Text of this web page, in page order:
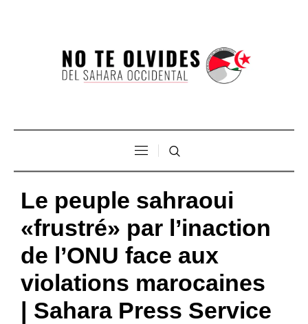
Le peuple sahraoui
«frustré» par l’inaction
de l’ONU face aux
violations marocaines
| Sahara Press Service